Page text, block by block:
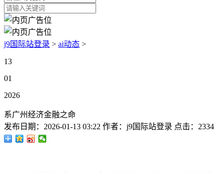
j9国际站登录 > ai动态 >
13
01
2026
系广州经济金融之命
发布日期： 2026-01-13 03:22 作者： j9国际站登录 点击： 2334